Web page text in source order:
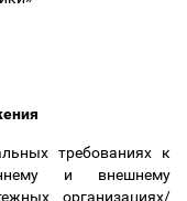
требованиях к
и внешнему
организациях/